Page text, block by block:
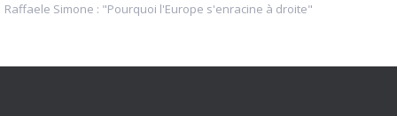
Raffaele Simone : "Pourquoi l'Europe s'enracine à droite"